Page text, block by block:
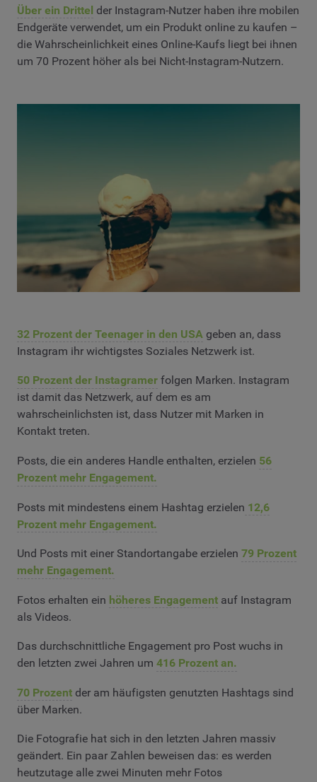
Über ein Drittel der Instagram-Nutzer haben ihre mobilen
Endgeräte verwendet, um ein Produkt online zu kaufen –
die Wahrscheinlichkeit eines Online-Kaufs liegt bei ihnen
um 70 Prozent höher als bei Nicht-Instagram-Nutzern.
32 Prozent der Teenager in den USA geben an, dass
Instagram ihr wichtigstes Soziales Netzwerk ist.
50 Prozent der Instagramer folgen Marken. Instagram
ist damit das Netzwerk, auf dem es am
wahrscheinlichsten ist, dass Nutzer mit Marken in
Kontakt treten.
Posts, die ein anderes Handle enthalten, erzielen 56
Prozent mehr Engagement.
Posts mit mindestens einem Hashtag erzielen 12,6
Prozent mehr Engagement.
Und Posts mit einer Standortangabe erzielen 79 Prozent
mehr Engagement.
Fotos erhalten ein höheres Engagement auf Instagram
als Videos.
Das durchschnittliche Engagement pro Post wuchs in
den letzten zwei Jahren um 416 Prozent an.
70 Prozent der am häufigsten genutzten Hashtags sind
über Marken.
Die Fotografie hat sich in den letzten Jahren massiv
geändert. Ein paar Zahlen beweisen das: es werden
heutzutage alle zwei Minuten mehr Fotos